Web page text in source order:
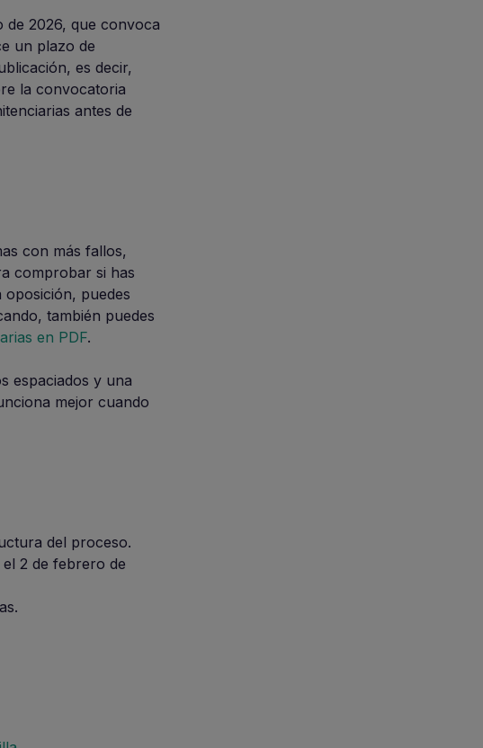
de 2026, que convoca
un plazo de
es decir,
la convocatoria
antes de
con más fallos,
comprobar si has
puedes
también puedes
en PDF.
espaciados y una
mejor cuando
del proceso.
2 de febrero de